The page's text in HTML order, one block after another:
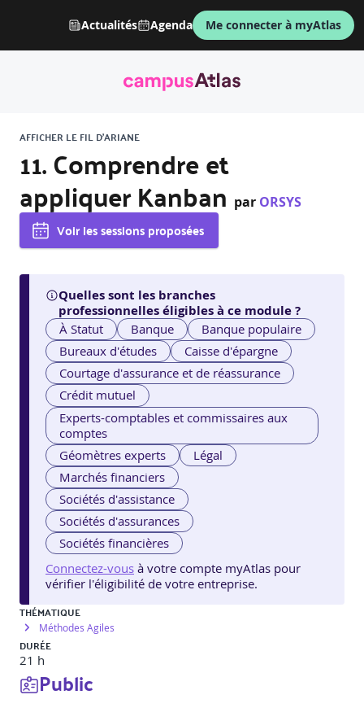
Actualités Agenda Me connecter à myAtlas
AFFICHER LE FIL D'ARIANE
11. Comprendre et
appliquer Kanban par ORSYS
Voir les sessions proposées
Quelles sont les branches
professionnelles éligibles à ce module ?
À Statut Banque
Banque populaire
Bureaux d'études
Caisse d'épargne
Courtage d'assurance et de réassurance
Crédit mutuel
Experts-comptables et commissaires aux
comptes
Géomètres experts
Légal
Marchés financiers
Sociétés d'assistance
Sociétés d'assurances
Sociétés financières
Connectez-vous à votre compte myAtlas pour
vérifier l'éligibilité de votre entreprise.
THÉMATIQUE
Méthodes Agiles
DURÉE
21 h
Public